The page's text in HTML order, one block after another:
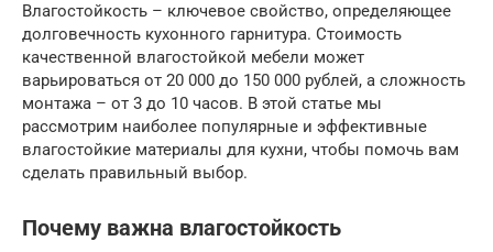
Влагостойкость – ключевое свойство, определяющее
долговечность кухонного гарнитура. Стоимость
качественной влагостойкой мебели может
варьироваться от 20 000 до 150 000 рублей, а сложность
монтажа – от 3 до 10 часов. В этой статье мы
рассмотрим наиболее популярные и эффективные
влагостойкие материалы для кухни, чтобы помочь вам
сделать правильный выбор.
Почему важна влагостойкость